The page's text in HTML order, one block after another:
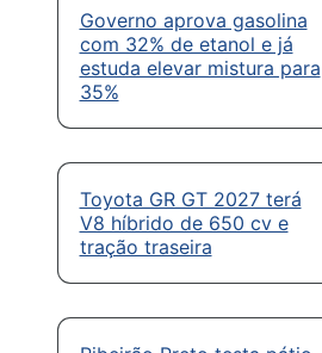
Governo aprova gasolina
com 32% de etanol e já
estuda elevar mistura para
35%
Toyota GR GT 2027 terá
V8 híbrido de 650 cv e
tração traseira